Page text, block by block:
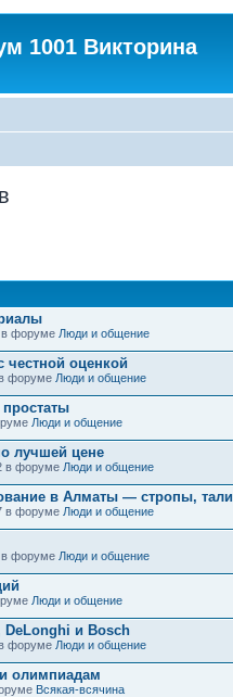
1001 Викторина
в форуме Люди и общение
честной оценкой
форуме Люди и общение
Люди и общение
лучшей цене
в форуме Люди и общение
в Алматы — стропы,
в форуме Люди и общение
в форуме Люди и общение
Люди и общение
и Bosch
форуме Люди и общение
олимпиадам
Всякая-всячина